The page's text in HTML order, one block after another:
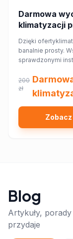
Darmowa
klimatyzacji
Dzięki
banalnie prosty.
sprawdzonymi
Ciebie wycenę
Twojego domu lub
200
zł
Zobacz
Blog
Artykuły,
przydaje